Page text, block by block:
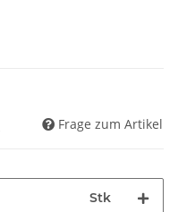
Frage zum Artikel
Stk